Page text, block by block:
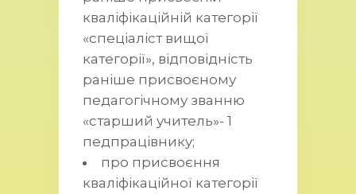
кваліфікаційній категорії
«спеціаліст вищої
категорії», відповідність
раніше присвоєному
педагогічному званню
«старший учитель»- 1
педпрацівнику;
про присвоєння
кваліфікаційної категорії